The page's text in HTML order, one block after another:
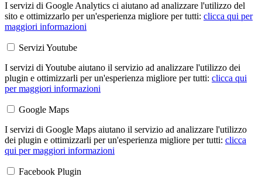
I servizi di Google Analytics ci aiutano ad analizzare l'utilizzo del
sito e ottimizzarlo per un'esperienza migliore per tutti: clicca qui per
maggiori informazioni
Servizi Youtube
I servizi di Youtube aiutano il servizio ad analizzare l'utilizzo dei
plugin e ottimizzarli per un'esperienza migliore per tutti: clicca qui
per maggiori informazioni
Google Maps
I servizi di Google Maps aiutano il servizio ad analizzare l'utilizzo
dei plugin e ottimizzarli per un'esperienza migliore per tutti: clicca
qui per maggiori informazioni
Facebook Plugin